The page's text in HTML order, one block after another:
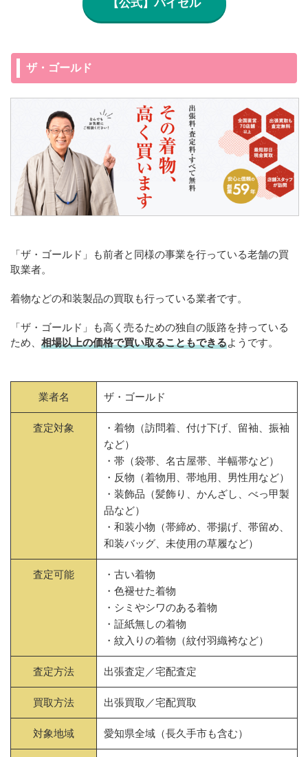
ザ・ゴールド
「ザ・ゴールド」も前者と同様の事業を行っている老舗の買
取業者。
着物などの和装製品の買取も行っている業者です。
「ザ・ゴールド」も高く売るための独自の販路を持っている
ため、 相場以上の価格で買い取ることもできるようです。
業者名 ザ・ゴールド
査定対象
・着物（訪問着、付け下げ、留袖、振袖
など）
・帯（袋帯、名古屋帯、半幅帯など）
・反物（着物用、帯地用、男性用など）
・装飾品（髪飾り、かんざし、べっ甲製
品など）
・和装小物（帯締め、帯揚げ、帯留め、
和装バッグ、未使用の草履など）
査定可能
・古い着物
・色褪せた着物
・シミやシワのある着物
・証紙無しの着物
・紋入りの着物（紋付羽織袴など）
査定方法 出張査定／宅配査定
買取方法 出張買取／宅配買取
対象地域 愛知県全域（長久手市も含む）